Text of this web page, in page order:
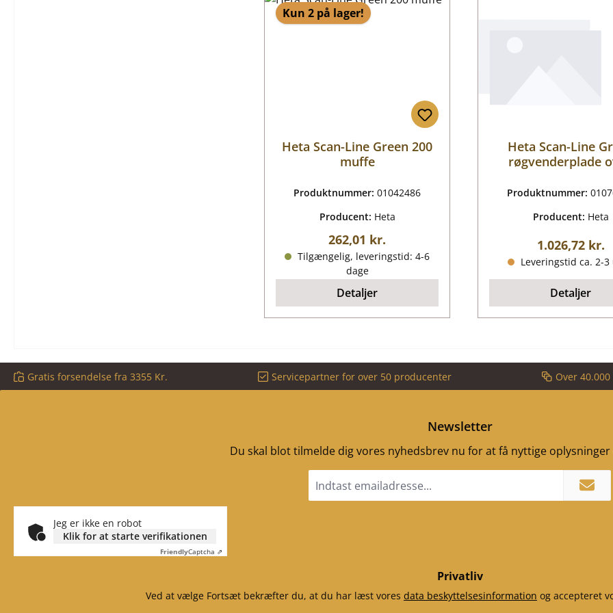
Kun 2 på lager!
Heta Scan-Line Green 200
muffe
Produktnummer:01042486
Producent: Heta
Almindelig pris:
262,01 kr.
Tilgængelig, leveringstid: 4-6
dage
Detaljer
Heta Scan-Line
røgvenderplade
Produktnummer:
Producent: Heta
Almindelig
1.026,72 kr.
Leveringstid ca. 2-3
Detaljer
Gratis forsendelse fra 3355 Kr. Servicepartner for over 50 producenter Over
Newsletter
Du skal blot tilmelde dig vores nyhedsbrev nu for at få nyttige oplysninger
adresse
Jeg er ikke en robot
Klik for at starte verifikationen
FriendlyCaptcha ⇗
Privatliv
Ved at vælge Fortsæt bekræfter du, at du har læst vores data beskyttelsesinformation og accepteret